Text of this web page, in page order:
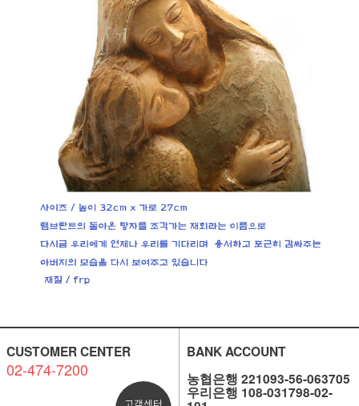
CUSTOMER CENTER
02-474-7200
고객센터
BANK ACCOUNT
농협은행 221093-56-063705
우리은행 108-031798-02-